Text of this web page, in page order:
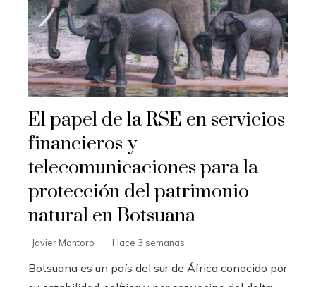
El papel de la RSE en servicios
financieros y
telecomunicaciones para la
protección del patrimonio
natural en Botsuana
Javier Montoro Hace 3 semanas
Botsuana es un país del sur de África conocido por